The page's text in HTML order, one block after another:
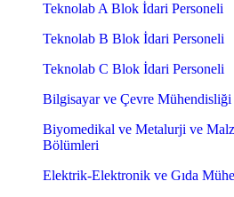
Teknolab A Blok İdari Personeli
Teknolab B Blok İdari Personeli
Teknolab C Blok İdari Personeli
Bilgisayar ve Çevre
Biyomedikal ve Metalurji ve
Bölümleri
Elektrik-Elektronik ve Gıda